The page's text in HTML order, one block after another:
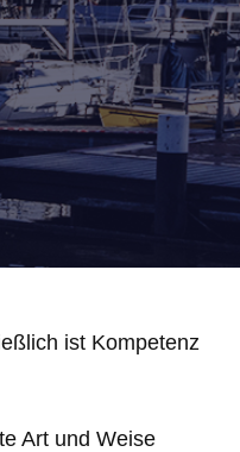
ist Kompetenz
Art und Weise